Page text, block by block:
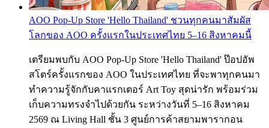
AOO Pop-Up Store 'Hello Thailand' ชวนทุกคนมาสัมผัส
โลกของ AOO ครั้งแรกในประเทศไทย 5–16 สิงหาคมนี้
เตรียมพบกับ AOO Pop-Up Store 'Hello Thailand' ป๊อปอัพ
สโตร์ครั้งแรกของ AOO ในประเทศไทย ที่จะพาทุกคนมา
ทำความรู้จักกับคาแรกเตอร์ Art Toy สุดน่ารัก พร้อมร่วม
เก็บความทรงจำไปด้วยกัน ระหว่างวันที่ 5–16 สิงหาคม
2569 ณ Living Hall ชั้น 3 ศูนย์การค้าสยามพารากอน